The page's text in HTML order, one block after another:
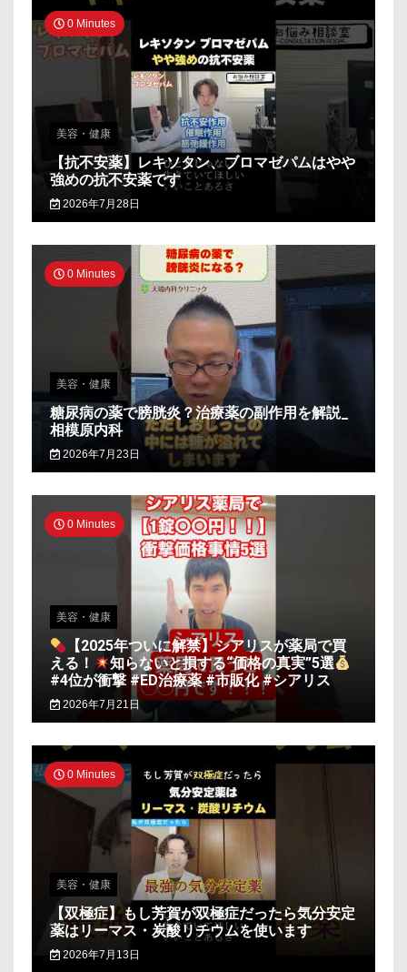
0 Minutes
美容・健康
【抗不安薬】レキソタン、ブロマゼパムはやや
強めの抗不安薬です
2026年7月28日
0 Minutes
美容・健康
糖尿病の薬で膀胱炎？治療薬の副作用を解説_
相模原内科
2026年7月23日
0 Minutes
美容・健康
【2025年ついに解禁】シアリスが薬局で買
える！
知らないと損する“価格の真実”5選
#4位が衝撃 #ED治療薬 #市販化 #シアリス
2026年7月21日
0 Minutes
美容・健康
【双極症】もし芳賀が双極症だったら気分安定
薬はリーマス・炭酸リチウムを使います
2026年7月13日